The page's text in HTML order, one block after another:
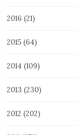
2016 (21)
2015 (64)
2014 (109)
2013 (230)
2012 (202)